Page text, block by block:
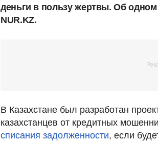
деньги в пользу жертвы. Об
NUR.KZ.
В Казахстане был разработан
казахстанцев от кредитных
списания задолженности, если